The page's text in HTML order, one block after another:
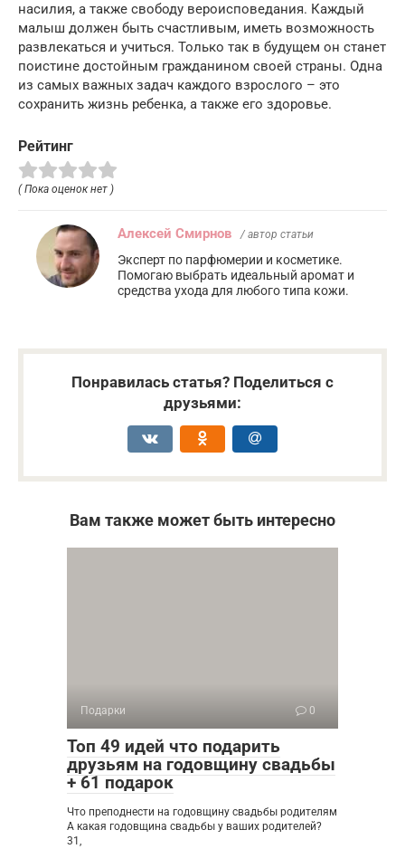
насилия, а также свободу вероисповедания. Каждый
малыш должен быть счастливым, иметь возможность
развлекаться и учиться. Только так в будущем он станет
поистине достойным гражданином своей страны. Одна
из самых важных задач каждого взрослого – это
сохранить жизнь ребенка, а также его здоровье.
Рейтинг
( Пока оценок нет )
Алексей Смирнов / автор статьи
Эксперт по парфюмерии и косметике.
Помогаю выбрать идеальный аромат и
средства ухода для любого типа кожи.
Понравилась статья? Поделиться с
друзьями:
Вам также может быть интересно
Подарки 0
Топ 49 идей что подарить
друзьям на годовщину свадьбы
+ 61 подарок
Что преподнести на годовщину свадьбы родителям
А какая годовщина свадьбы у ваших родителей?
31,